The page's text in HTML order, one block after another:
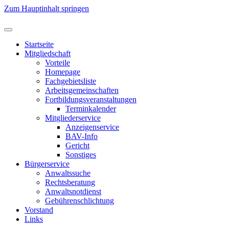
Zum Hauptinhalt springen
Startseite
Mitgliedschaft
Vorteile
Homepage
Fachgebietsliste
Arbeitsgemeinschaften
Fortbildungsveranstaltungen
Terminkalender
Mitgliederservice
Anzeigenservice
BAV-Info
Gericht
Sonstiges
Bürgerservice
Anwaltssuche
Rechtsberatung
Anwaltsnotdienst
Gebührenschlichtung
Vorstand
Links